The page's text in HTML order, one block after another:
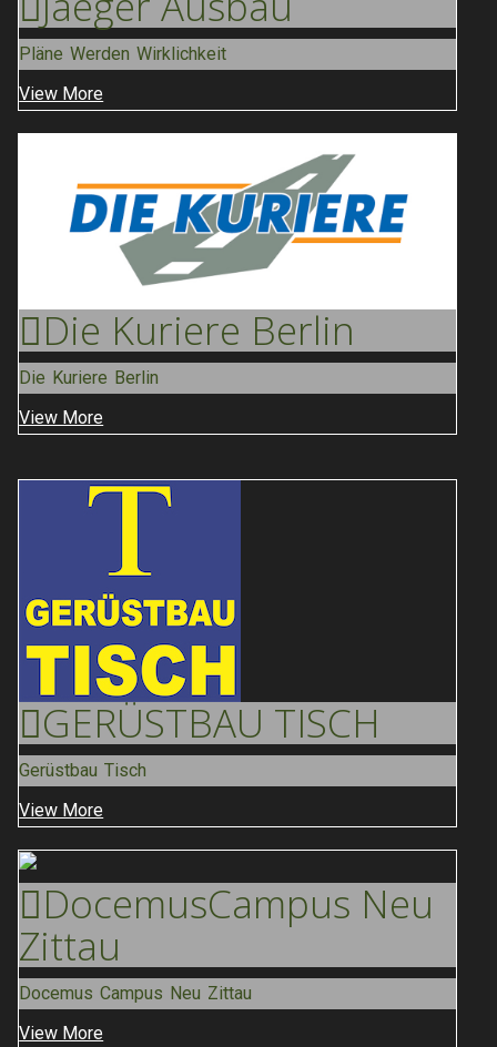
Pläne Werden Wirklichkeit
View More
Die Kuriere Berlin
Die Kuriere Berlin
View More
GERÜSTBAU TISCH
Gerüstbau Tisch
View More
DocemusCampus Neu
Zittau
Docemus Campus Neu Zittau
View More